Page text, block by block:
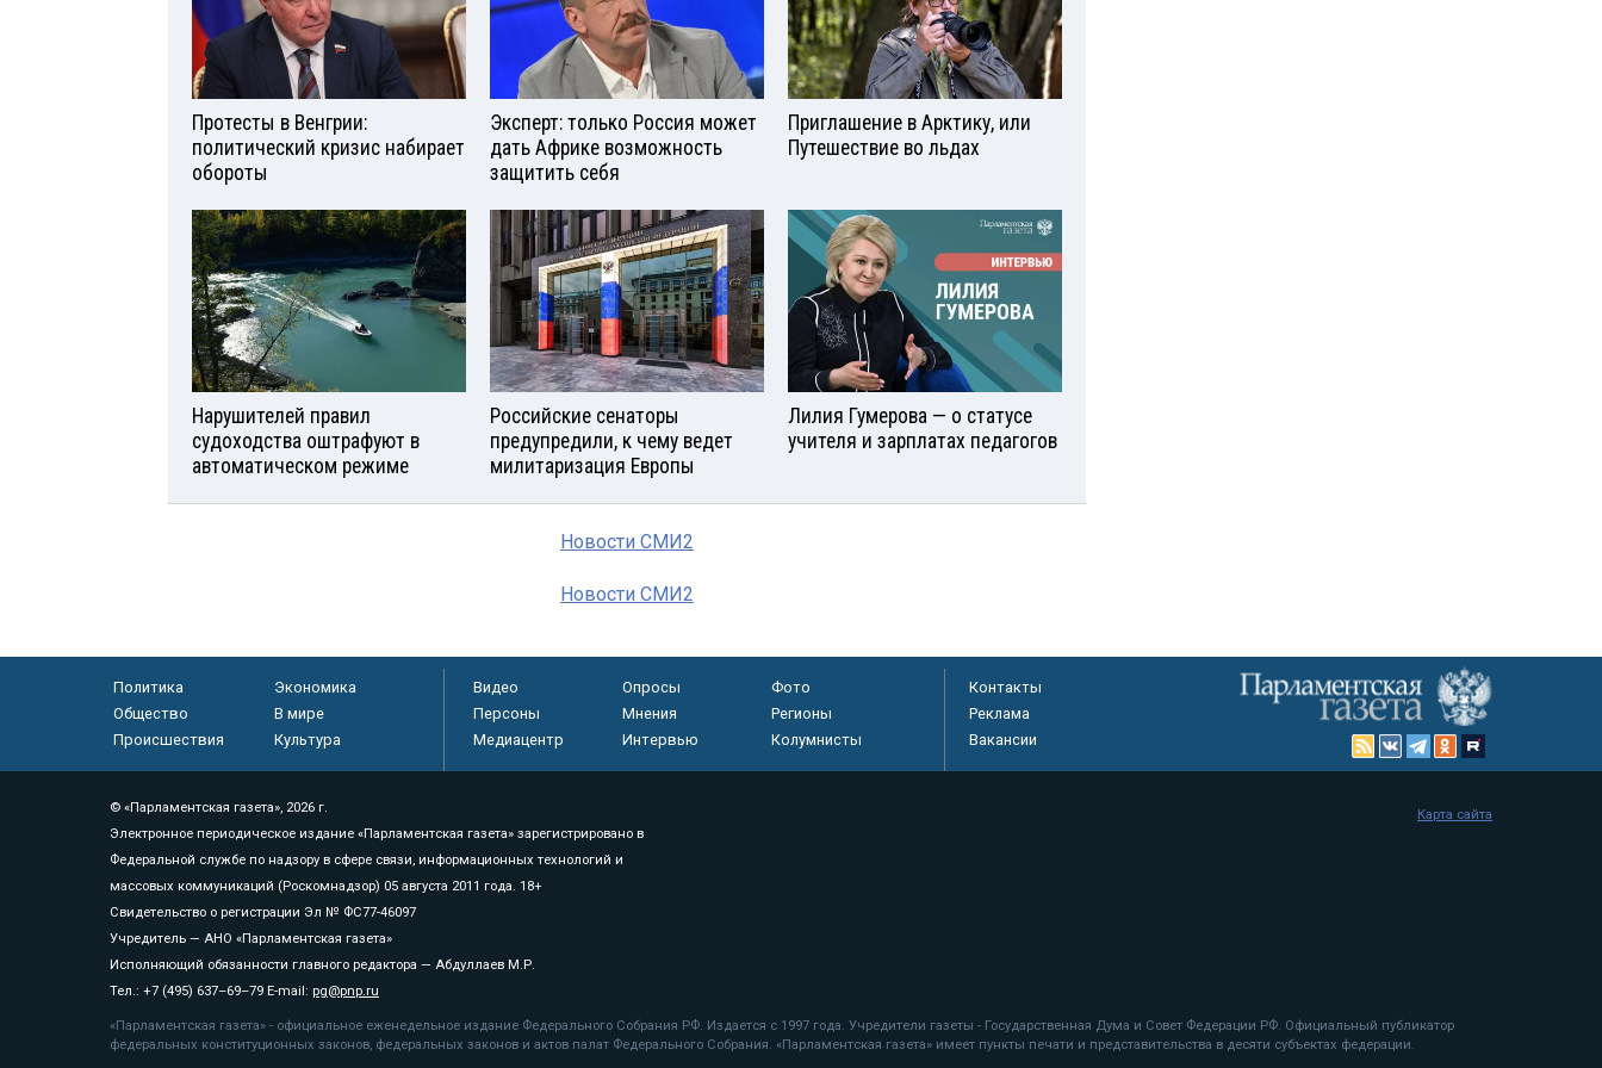
Протесты в Венгрии:
политический кризис набирает
обороты
Эксперт: только Россия может
дать Африке возможность
защитить себя
Приглашение в Арктику, или
Путешествие во льдах
Нарушителей правил
судоходства оштрафуют в
автоматическом режиме
Российские сенаторы
предупредили, к чему ведет
милитаризация Европы
Лилия Гумерова — о статусе
учителя и зарплатах педагогов
Новости СМИ2
Новости СМИ2
Политика
Экономика
Общество
В мире
Происшествия
Культура
Видео Опросы
Фото
Персоны
Мнения
Регионы
Медиацентр
Интервью Колумнисты
Контакты
Реклама
Вакансии
© «Парламентская газета», 2026 г.
Электронное периодическое издание «Парламентская газета» зарегистрировано в
Федеральной службе по надзору в сфере связи, информационных технологий и
массовых коммуникаций (Роскомнадзор) 05 августа 2011 года. 18+
Свидетельство о регистрации Эл № ФС77-46097
Учредитель — АНО «Парламентская газета»
Исполняющий обязанности главного редактора — Абдуллаев М.Р.
Тел.: +7 (495) 637–69–79 E-mail: pg@pnp.ru
«Парламентская газета» - официальное еженедельное издание Федерального Собрания РФ. Издается с 1997 года. Учредители газеты - Государственная Дума и Совет Федерации РФ. Официальный публикатор
федеральных конституционных законов, федеральных законов и актов палат Федерального Собрания. «Парламентская газета» имеет пункты печати и представительства в десяти субъектах федерации.
Карта сайта